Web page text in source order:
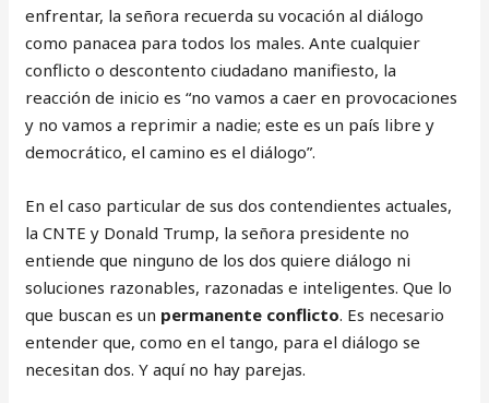
enfrentar, la señora recuerda su vocación al diálogo
como panacea para todos los males. Ante cualquier
conflicto o descontento ciudadano manifiesto, la
reacción de inicio es “no vamos a caer en provocaciones
y no vamos a reprimir a nadie; este es un país libre y
democrático, el camino es el diálogo”.
En el caso particular de sus dos contendientes actuales,
la CNTE y Donald Trump, la señora presidente no
entiende que ninguno de los dos quiere diálogo ni
soluciones razonables, razonadas e inteligentes. Que lo
que buscan es un permanente conflicto. Es necesario
entender que, como en el tango, para el diálogo se
necesitan dos. Y aquí no hay parejas.